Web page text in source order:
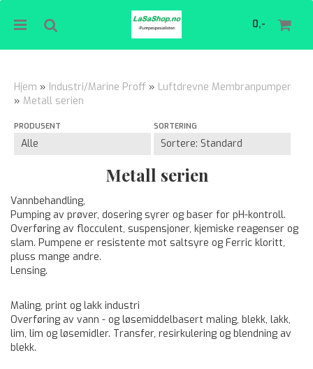
0,-
Hjem » Industri/Marine Proff » Luftdrevne Membranpumper
» Metall serien
PRODUSENT SORTERING
Metall serien
Vannbehandling,
Pumping av prøver, dosering syrer og baser for pH-kontroll.
Overføring av flocculent, suspensjoner, kjemiske reagenser og
slam. Pumpene er resistente mot saltsyre og Ferric kloritt,
pluss mange andre.
Lensing.
Maling, print og lakk industri
Overføring av vann - og løsemiddelbasert maling, blekk, lakk,
lim, lim og løsemidler. Transfer, resirkulering og blendning av
blekk.